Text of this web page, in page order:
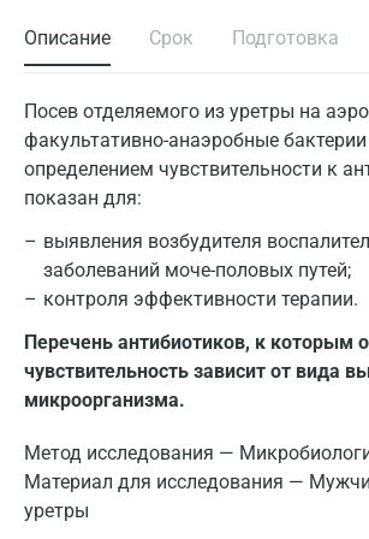
Описание Срок Подготовка
Посев отделяемого из уретры на
факультативно-анаэробные бактерии
определением чувствительности к
показан для:
выявления возбудителя
заболеваний моче-половых путей;
контроля эффективности терапии.
Перечень антибиотиков, к которым
чувствительность зависит от вида
микроорганизма.
Метод исследования —
Материал для исследования —
уретры